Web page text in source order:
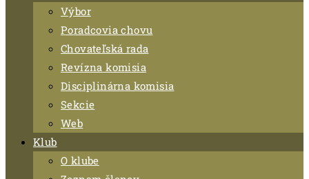
Výbor
Poradcovia chovu
Chovateľská rada
Revízna komisia
Disciplinárna komisia
Sekcie
Web
Klub
O klube